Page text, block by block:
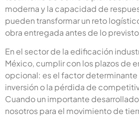
moderna y la capacidad de
pueden transformar un reto
obra entregada antes de lo
En el sector de la edificación
México, cumplir con los plazos de
opcional: es el factor determinante
inversión o la pérdida de
Cuando un importante
nosotros para el movimiento de